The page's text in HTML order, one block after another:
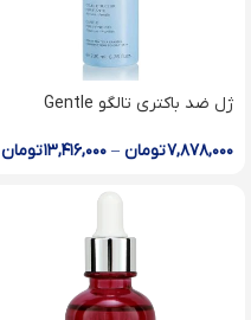
ژل ضد باکتری تالگو Gentle
۷,۸۷۸,۰۰۰تومان – ۱۳,۴۱۶,۰۰۰تومان